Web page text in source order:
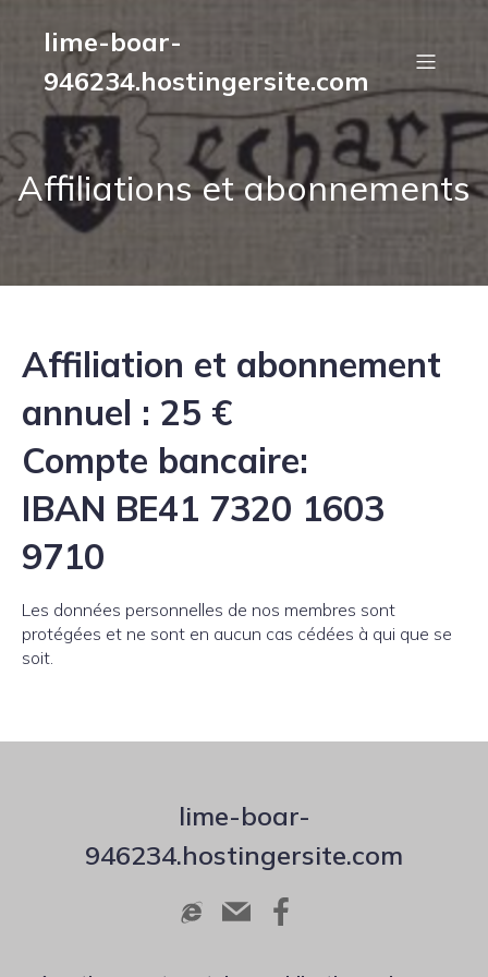
lime-boar-
946234.hostingersite.com
Affiliations et abonnements
Affiliation et abonnement
annuel : 25 €
Compte bancaire:
IBAN BE41 7320 1603
9710
Les données personnelles de nos membres sont
protégées et ne sont en aucun cas cédées à qui que se
soit.
lime-boar-
946234.hostingersite.com